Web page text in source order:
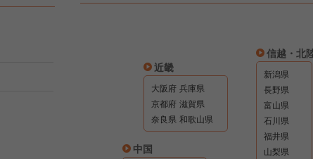
信越・北
新潟県
長野県
富山県
石川県
福井県
山梨県
近畿
大阪府 兵庫県
京都府 滋賀県
奈良県 和歌山県
中国